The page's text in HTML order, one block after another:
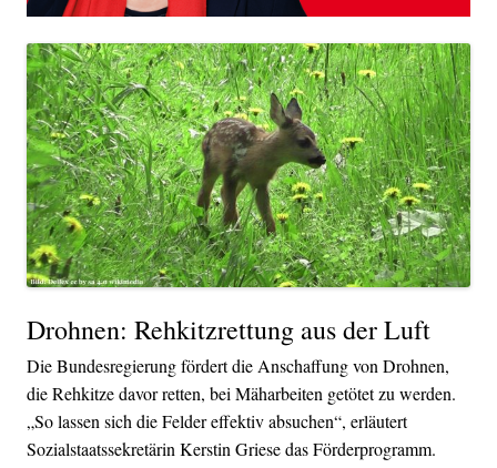
Zum Inhalt springen
Drohnen: Rehkitzrettung aus der Luft
Die Bundesregierung fördert die Anschaffung von Drohnen,
die Rehkitze davor retten, bei Mäharbeiten getötet zu werden.
„So lassen sich die Felder effektiv absuchen“, erläutert
Sozialstaatssekretärin Kerstin Griese das Förderprogramm.